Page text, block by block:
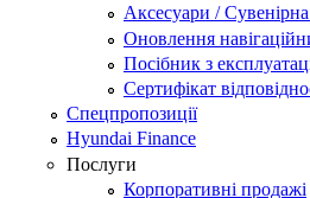
Аксесуари /
Оновлення
Посібник з
Сертифікат
Спецпропозиції
Hyundai Finance
Послуги
Корпоративні продажі